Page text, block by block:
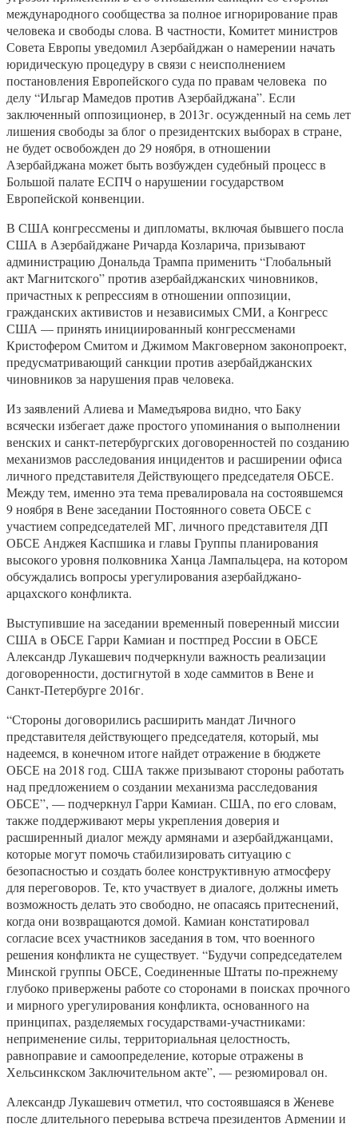
международного сообщества за полное игнорирование прав
человека и свободы слова. В частности, Комитет министров
Совета Европы уведомил Азербайджан о намерении начать
юридическую процедуру в связи с неисполнением
постановления Европейского суда по правам человека по
делу “Ильгар Мамедов против Азербайджана”. Если
заключенный оппозиционер, в 2013г. осужденный на семь лет
лишения свободы за блог о президентских выборах в стране,
не будет освобожден до 29 ноября, в отношении
Азербайджана может быть возбужден судебный процесс в
Большой палате ЕСПЧ о нарушении государством
Европейской конвенции.
В США конгрессмены и дипломаты, включая бывшего посла
США в Азербайджане Ричарда Козларича, призывают
администрацию Дональда Трампа применить “Глобальный
акт Магнитского” против азербайджанских чиновников,
причастных к репрессиям в отношении оппозиции,
гражданских активистов и независимых СМИ, а Конгресс
США — принять инициированный конгрессменами
Кристофером Смитом и Джимом Макговерном законопроект,
предусматривающий санкции против азербайджанских
чиновников за нарушения прав человека.
Из заявлений Алиева и Мамедъярова видно, что Баку
всячески избегает даже простого упоминания о выполнении
венских и санкт-петербургских договоренностей по созданию
механизмов расследования инцидентов и расширении офиса
личного представителя Действующего председателя ОБСЕ.
Между тем, именно эта тема превалировала на состоявшемся
9 ноября в Вене заседании Постоянного совета ОБСЕ с
участием cопредседателей МГ, личного представителя ДП
ОБСЕ Анджея Каспшика и главы Группы планирования
высокого уровня полковника Ханца Лампальцера, на котором
обсуждались вопросы урегулирования азербайджано-
арцахского конфликта.
Выступившие на заседании временный поверенный миссии
США в ОБСЕ Гарри Камиан и постпред России в ОБСЕ
Александр Лукашевич подчеркнули важность реализации
договоренности, достигнутой в ходе саммитов в Вене и
Санкт-Петербурге 2016г.
“Стороны договорились расширить мандат Личного
представителя действующего председателя, который, мы
надеемся, в конечном итоге найдет отражение в бюджете
ОБСЕ на 2018 год. США также призывают стороны работать
над предложением о создании механизма расследования
ОБСЕ”, — подчеркнул Гарри Камиан. США, по его словам,
также поддерживают меры укрепления доверия и
расширенный диалог между армянами и азербайджанцами,
которые могут помочь стабилизировать ситуацию с
безопасностью и создать более конструктивную атмосферу
для переговоров. Те, кто участвует в диалоге, должны иметь
возможность делать это свободно, не опасаясь притеснений,
когда они возвращаются домой. Камиан констатировал
согласие всех участников заседания в том, что военного
решения конфликта не существует. “Будучи сопредседателем
Минской группы ОБСЕ, Соединенные Штаты по-прежнему
глубоко привержены работе со сторонами в поисках прочного
и мирного урегулирования конфликта, основанного на
принципах, разделяемых государствами-участниками:
неприменение силы, территориальная целостность,
равноправие и самоопределение, которые отражены в
Хельсинкском Заключительном акте”, — резюмировал он.
Александр Лукашевич отметил, что состоявшаяся в Женеве
после длительного перерыва встреча президентов Армении и